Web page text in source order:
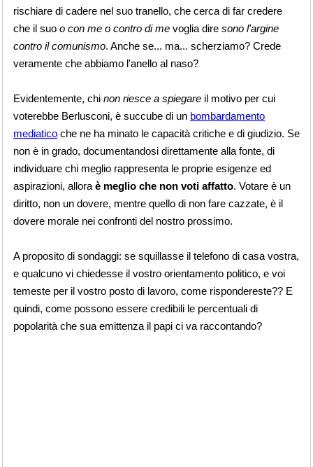
rischiare di cadere nel suo tranello, che cerca di far credere
che il suo o con me o contro di me voglia dire sono l'argine
contro il comunismo. Anche se... ma... scherziamo? Crede
veramente che abbiamo l'anello al naso?
Evidentemente, chi non riesce a spiegare il motivo per cui
voterebbe Berlusconi, è succube di un bombardamento
mediatico che ne ha minato le capacità critiche e di giudizio. Se
non è in grado, documentandosi direttamente alla fonte, di
individuare chi meglio rappresenta le proprie esigenze ed
aspirazioni, allora è meglio che non voti affatto. Votare è un
diritto, non un dovere, mentre quello di non fare cazzate, è il
dovere morale nei confronti del nostro prossimo.
A proposito di sondaggi: se squillasse il telefono di casa vostra,
e qualcuno vi chiedesse il vostro orientamento politico, e voi
temeste per il vostro posto di lavoro, come rispondereste?? E
quindi, come possono essere credibili le percentuali di
popolarità che sua emittenza il papi ci va raccontando?